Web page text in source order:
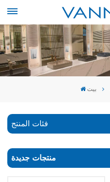
بيت
فئات المنتج
منتجات جديدة